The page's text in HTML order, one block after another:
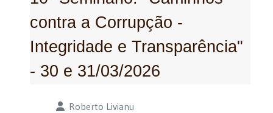
contra a Corrupção -
Integridade e Transparência"
- 30 e 31/03/2026
Detalhes Roberto Livianu